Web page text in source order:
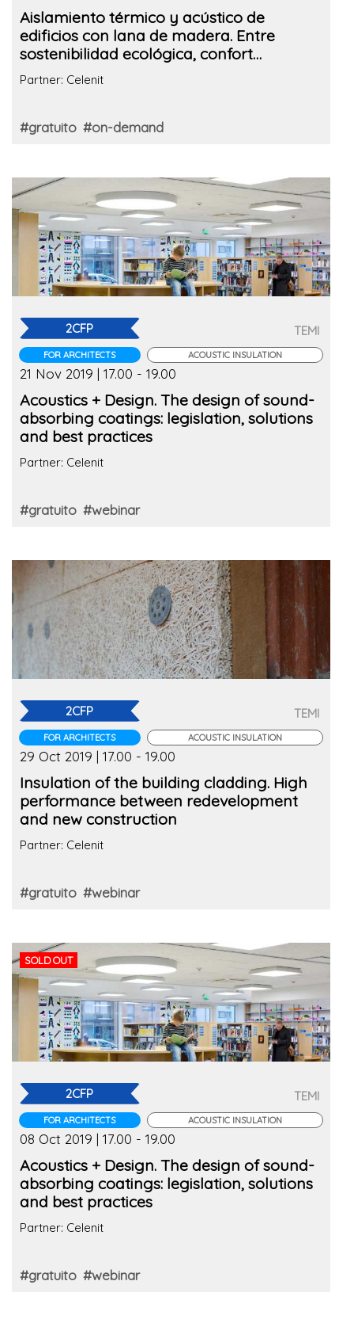
Aislamiento térmico y acústico de
edificios con lana de madera. Entre
sostenibilidad ecológica, confort
habitacional y ahorro energético.
Partner: Celenit
#gratuito #on-demand
2CFP
FOR ARCHITECTS
TEMI
ACOUSTIC INSULATION
21 Nov 2019 | 17.00 - 19.00
Acoustics + Design. The design of sound-
absorbing coatings: legislation, solutions
and best practices
Partner: Celenit
#gratuito #webinar
2CFP
FOR ARCHITECTS
TEMI
ACOUSTIC INSULATION
29 Oct 2019 | 17.00 - 19.00
Insulation of the building cladding. High
performance between redevelopment
and new construction
Partner: Celenit
#gratuito #webinar
SOLD OUT
2CFP
FOR ARCHITECTS
TEMI
ACOUSTIC INSULATION
08 Oct 2019 | 17.00 - 19.00
Acoustics + Design. The design of sound-
absorbing coatings: legislation, solutions
and best practices
Partner: Celenit
#gratuito #webinar